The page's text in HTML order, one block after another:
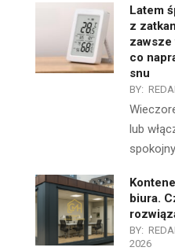
Latem
z
zawsze
co
snu
BY:
lub
biura.
BY:
2026